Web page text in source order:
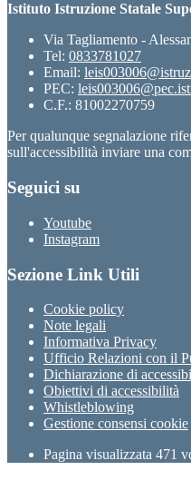
Istituto Istruzione Statale
Via Tagliamento -
Tel: 0833781027
Email:
PEC:
C.F.: 81002270759
Per qualunque segnalazione
sull'accessibilità inviare una
Seguici su
Youtube
Instagram
Sezione Link Utili
Cookie policy
Note legali
Informativa Privacy
Ufficio Relazioni con il
Dichiarazione di
Obiettivi di accessibilità
Whistleblowing
Gestione consensi cookie
Pagina visualizzata 471